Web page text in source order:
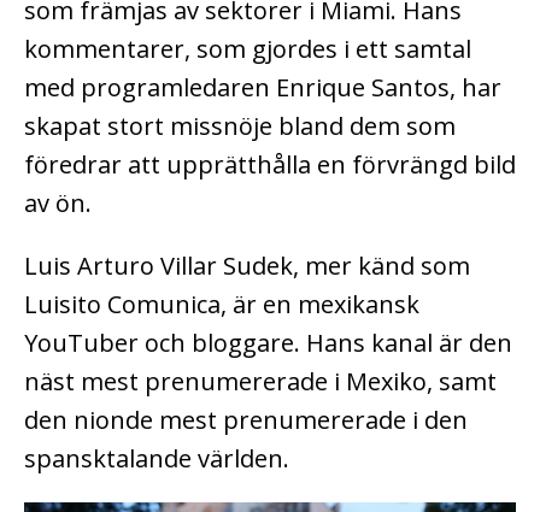
som främjas av sektorer i Miami. Hans
kommentarer, som gjordes i ett samtal
med programledaren Enrique Santos, har
skapat stort missnöje bland dem som
föredrar att upprätthålla en förvrängd bild
av ön.
Luis Arturo Villar Sudek, mer känd som
Luisito Comunica, är en mexikansk
YouTuber och bloggare. Hans kanal är den
näst mest prenumererade i Mexiko, samt
den nionde mest prenumererade i den
spansktalande världen.